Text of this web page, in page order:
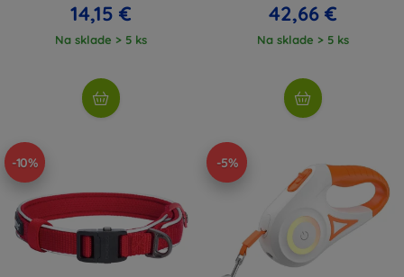
14,15 €
Na sklade > 5 ks
42,66 €
Na sklade > 5 ks
-10% -5%